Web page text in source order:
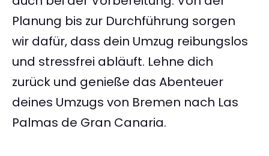
Planung bis zur Durchführung sorgen
wir dafür, dass dein Umzug reibungslos
und stressfrei abläuft. Lehne dich
zurück und genieße das Abenteuer
deines Umzugs von Bremen nach Las
Palmas de Gran Canaria.